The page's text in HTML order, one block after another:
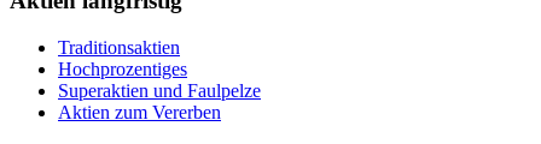
Traditionsaktien
Hochprozentiges
Superaktien und Faulpelze
Aktien zum Vererben